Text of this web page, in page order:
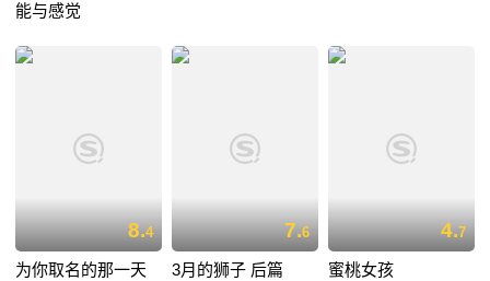
能与感觉
8.4
为你取名的那一天
7.6
3月的狮子 后篇
4.7
蜜桃女孩